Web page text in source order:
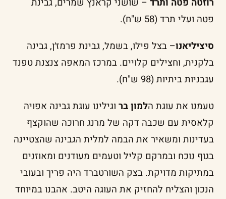
רוזטה פטה ותרד – שושני קראנץ שמרים, גבינת
פטה ועלי תרד (58 ש"ח).
סיציליאנו– בצל פילו, בשמל, גבינת פרמז׳ן, גבינה
בלקנית, וחצילים קלויים. במרכז המאפה צנצנת טפנד
עגבניות ביתיות (98 ש"ח).
טעמנו את עוגת הלמון בר וגילינו עוגת גבינה אפויה
קלאסית עם שכבה דקה של מרנג חרוכה שהוקצף
בעדינות ומשאיר את הבמה למלית הגבינה שהצטיינה
בגוף נוכח ובמרקם קליל וטעמים מעודנים ומאוזנים
במתיקות מדויקת. בצק השורטברד היה פריך ובעובי
הנכון והצליח להחזיק את העוגה היטב. אהבנו במיוחד